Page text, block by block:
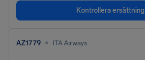
Kontrollera ersättning
AZ1779 • ITA Airways